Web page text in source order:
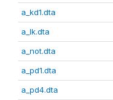
a_kd1.dta
a_lk.dta
a_not.dta
a_pd1.dta
a_pd4.dta